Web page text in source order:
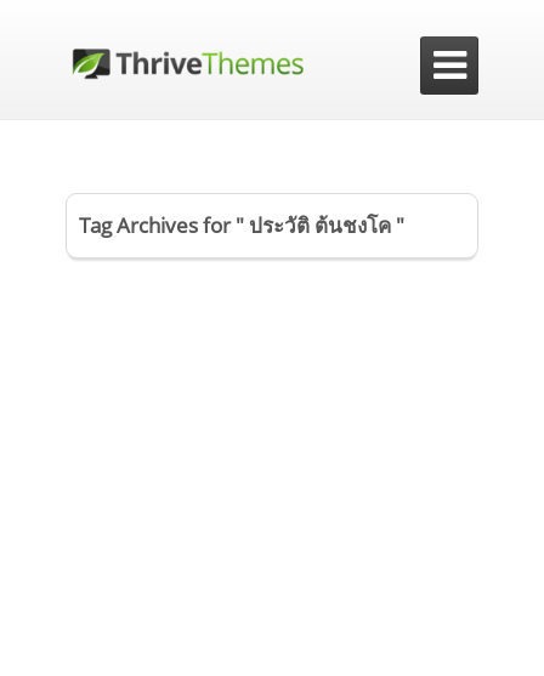

Tag Archives for " ประวัติ ต้นชงโค "